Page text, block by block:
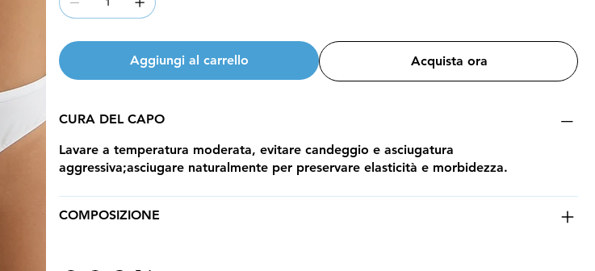
Aggiungi al carrello Acquista ora
CURA DEL CAPO
Lavare a temperatura moderata, evitare candeggio e asciugatura
aggressiva;asciugare naturalmente per preservare elasticità e morbidezza.
COMPOSIZIONE